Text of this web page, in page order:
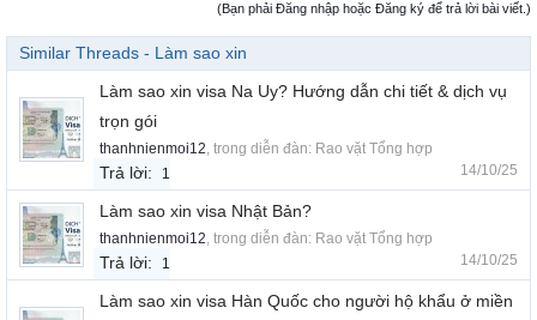
(Bạn phải Đăng nhập hoặc Đăng ký để trả lời bài viết.)
Similar Threads - Làm sao xin
Làm sao xin visa Na Uy? Hướng dẫn chi tiết & dịch vụ
trọn gói
thanhnienmoi12, trong diễn đàn: Rao vặt Tổng hợp
Trả lời: 1 14/10/25
Làm sao xin visa Nhật Bản?
thanhnienmoi12, trong diễn đàn: Rao vặt Tổng hợp
Trả lời: 1 14/10/25
Làm sao xin visa Hàn Quốc cho người hộ khẩu ở miền